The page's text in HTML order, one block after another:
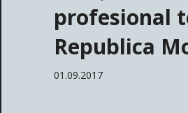
profesional
Republica
01.09.2017